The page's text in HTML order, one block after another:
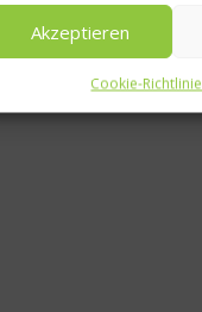
Akzeptieren
Cookie-Richtlinie